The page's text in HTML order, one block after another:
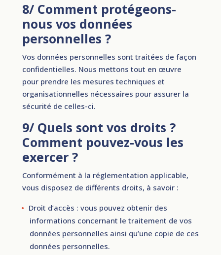
8/ Comment protégeons-
nous vos données
personnelles ?
Vos données personnelles sont traitées de façon
confidentielles. Nous mettons tout en œuvre
pour prendre les mesures techniques et
organisationnelles nécessaires pour assurer la
sécurité de celles­-ci.
9/ Quels sont vos droits ?
Comment pouvez-vous les
exercer ?
Conformément à la réglementation applicable,
vous disposez de différents droits, à savoir :
Droit d’accès : vous pouvez obtenir des
informations concernant le traitement de vos
données personnelles ainsi qu’une copie de ces
données personnelles.